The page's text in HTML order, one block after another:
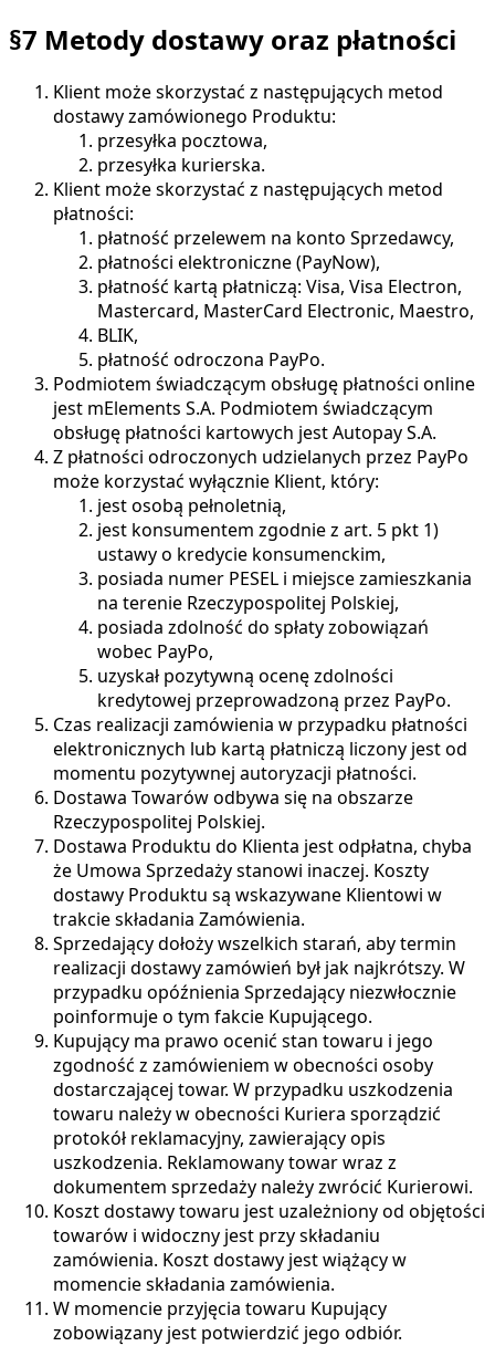
§7 Metody dostawy oraz płatności
Klient może skorzystać z następujących metod
dostawy zamówionego Produktu:
przesyłka pocztowa,
przesyłka kurierska.
Klient może skorzystać z następujących metod
płatności:
płatność przelewem na konto Sprzedawcy,
płatności elektroniczne (PayNow),
płatność kartą płatniczą: Visa, Visa Electron,
Mastercard, MasterCard Electronic, Maestro,
BLIK,
płatność odroczona PayPo.
Podmiotem świadczącym obsługę płatności online
jest mElements S.A. Podmiotem świadczącym
obsługę płatności kartowych jest Autopay S.A.
Z płatności odroczonych udzielanych przez PayPo
może korzystać wyłącznie Klient, który:
jest osobą pełnoletnią,
jest konsumentem zgodnie z art. 5 pkt 1)
ustawy o kredycie konsumenckim,
posiada numer PESEL i miejsce zamieszkania
na terenie Rzeczypospolitej Polskiej,
posiada zdolność do spłaty zobowiązań
wobec PayPo,
uzyskał pozytywną ocenę zdolności
kredytowej przeprowadzoną przez PayPo.
Czas realizacji zamówienia w przypadku płatności
elektronicznych lub kartą płatniczą liczony jest od
momentu pozytywnej autoryzacji płatności.
Dostawa Towarów odbywa się na obszarze
Rzeczypospolitej Polskiej.
Dostawa Produktu do Klienta jest odpłatna, chyba
że Umowa Sprzedaży stanowi inaczej. Koszty
dostawy Produktu są wskazywane Klientowi w
trakcie składania Zamówienia.
Sprzedający dołoży wszelkich starań, aby termin
realizacji dostawy zamówień był jak najkrótszy. W
przypadku opóźnienia Sprzedający niezwłocznie
poinformuje o tym fakcie Kupującego.
Kupujący ma prawo ocenić stan towaru i jego
zgodność z zamówieniem w obecności osoby
dostarczającej towar. W przypadku uszkodzenia
towaru należy w obecności Kuriera sporządzić
protokół reklamacyjny, zawierający opis
uszkodzenia. Reklamowany towar wraz z
dokumentem sprzedaży należy zwrócić Kurierowi.
Koszt dostawy towaru jest uzależniony od objętości
towarów i widoczny jest przy składaniu
zamówienia. Koszt dostawy jest wiążący w
momencie składania zamówienia.
W momencie przyjęcia towaru Kupujący
zobowiązany jest potwierdzić jego odbiór.